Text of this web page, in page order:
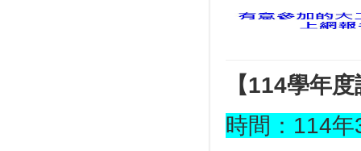
【114學年
時間：114